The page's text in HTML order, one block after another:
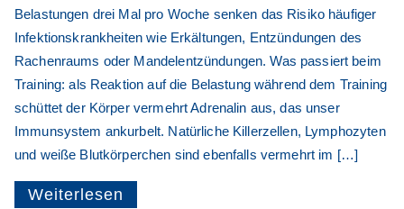
Belastungen drei Mal pro Woche senken das Risiko häufiger
Infektionskrankheiten wie Erkältungen, Entzündungen des
Rachenraums oder Mandelentzündungen. Was passiert beim
Training: als Reaktion auf die Belastung während dem Training
schüttet der Körper vermehrt Adrenalin aus, das unser
Immunsystem ankurbelt. Natürliche Killerzellen, Lymphozyten
und weiße Blutkörperchen sind ebenfalls vermehrt im […]
Weiterlesen